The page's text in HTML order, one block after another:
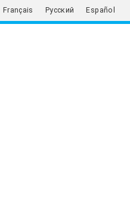
Français Русский Español